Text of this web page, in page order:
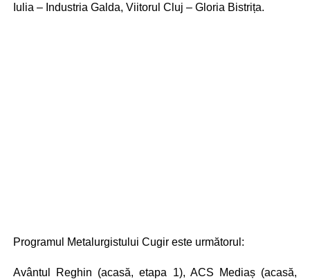
Iulia – Industria Galda, Viitorul Cluj – Gloria Bistrița.
Programul Metalurgistului Cugir este următorul:
Avântul Reghin (acasă, etapa 1), ACS Mediaș (acasă,